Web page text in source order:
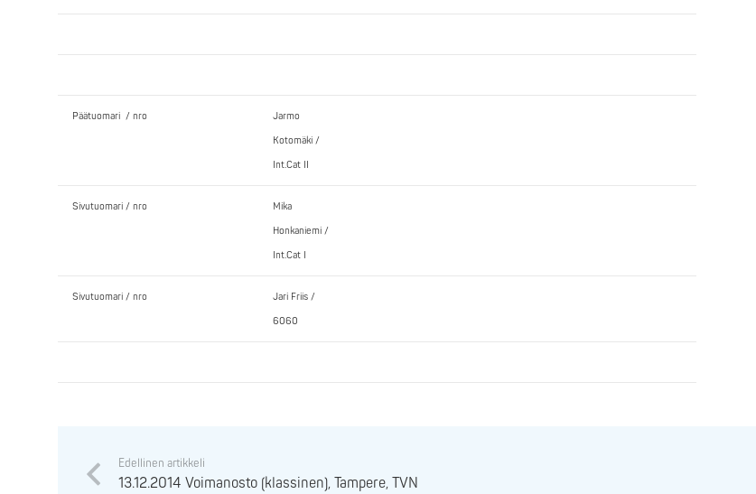
Päätuomari / nro Jarmo
Kotomäki /
Int.Cat II
Sivutuomari / nro Mika
Honkaniemi /
Int.Cat I
Sivutuomari / nro Jari Friis /
6060
Edellinen artikkeli
13.12.2014 Voimanosto (klassinen), Tampere, TVN